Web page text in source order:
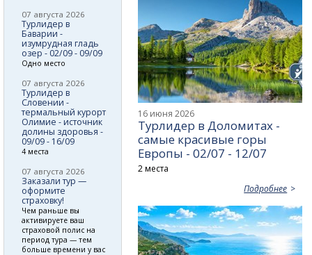
16 июня 2026
Турлидер в Доломитах -
самые красивые горы
Европы - 02/07 - 12/07
2 места
Подробнее
07 августа 2026
Турлидер в
Баварии -
изумрудная гладь
озер - 02/09 - 09/09
Одно место
07 августа 2026
Турлидер в
Словении -
термальный курорт
Олимие - источник
долины здоровья -
09/09 - 16/09
4 места
07 августа 2026
Заказали тур —
оформите
страховку!
Чем раньше вы
активируете ваш
страховой полис на
период тура — тем
больше времени у вас